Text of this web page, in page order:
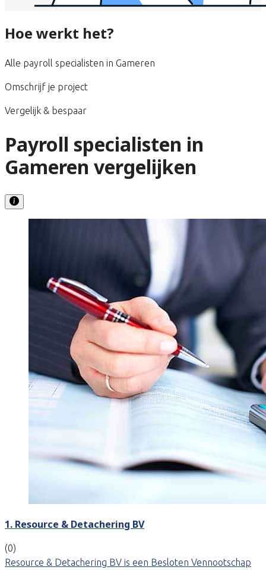
Hoe werkt het?
Alle payroll specialisten in Gameren
Omschrijf je project
Vergelijk & bespaar
Payroll specialisten in
Gameren vergelijken
1. Resource & Detachering BV
(0)
Resource & Detachering BV is een Besloten Vennootschap